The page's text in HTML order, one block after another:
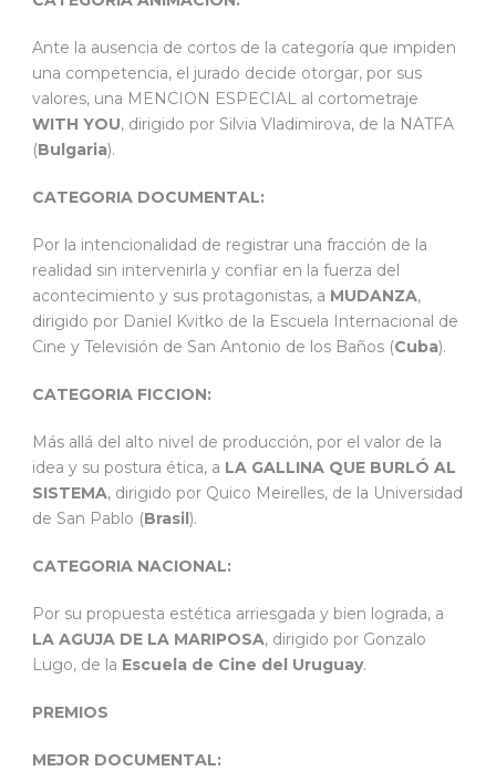
Ante la ausencia de cortos de la categoría que impiden
una competencia, el jurado decide otorgar, por sus
valores, una MENCION ESPECIAL al cortometraje
WITH YOU, dirigido por Silvia Vladimirova, de la NATFA
(Bulgaria).
CATEGORIA DOCUMENTAL:
Por la intencionalidad de registrar una fracción de la
realidad sin intervenirla y confiar en la fuerza del
acontecimiento y sus protagonistas, a MUDANZA,
dirigido por Daniel Kvitko de la Escuela Internacional de
Cine y Televisión de San Antonio de los Baños (Cuba).
CATEGORIA FICCION:
Más allá del alto nivel de producción, por el valor de la
idea y su postura ética, a LA GALLINA QUE BURLÓ AL
SISTEMA, dirigido por Quico Meirelles, de la Universidad
de San Pablo (Brasil).
CATEGORIA NACIONAL:
Por su propuesta estética arriesgada y bien lograda, a
LA AGUJA DE LA MARIPOSA, dirigido por Gonzalo
Lugo, de la Escuela de Cine del Uruguay.
PREMIOS
MEJOR DOCUMENTAL: